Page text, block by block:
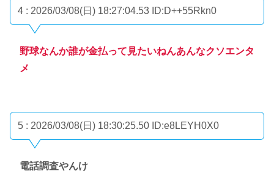
4 : 2026/03/08(日) 18:27:04.53 ID:D++55Rkn0
野球なんか誰が金払って見たいねんあんなクソエンタ
メ
5 : 2026/03/08(日) 18:30:25.50 ID:e8LEYH0X0
電話調査やんけ